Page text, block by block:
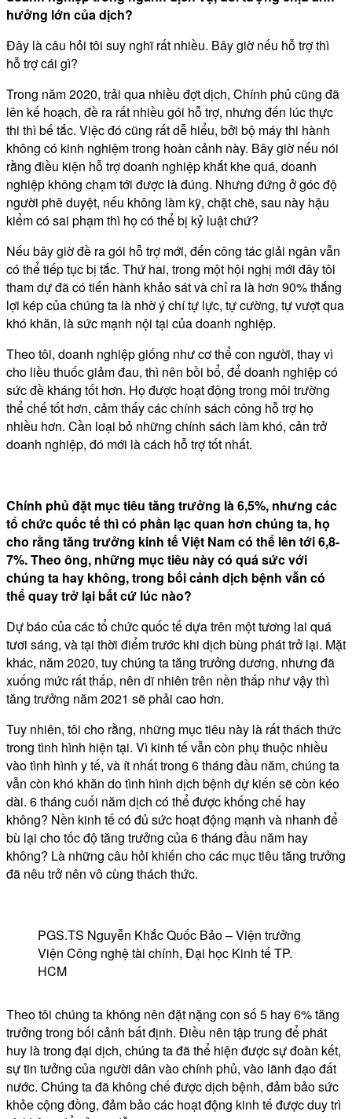
hưởng lớn của dịch?
Đây là câu hỏi tôi suy nghĩ rất nhiều. Bây giờ nếu hỗ trợ thì
hỗ trợ cái gì?
Trong năm 2020, trải qua nhiều đợt dịch, Chính phủ cũng đã
lên kế hoạch, đề ra rất nhiều gói hỗ trợ, nhưng đến lúc thực
thi thì bế tắc. Việc đó cũng rất dễ hiểu, bởi bộ máy thi hành
không có kinh nghiệm trong hoàn cảnh này. Bây giờ nếu nói
rằng điều kiện hỗ trợ doanh nghiệp khắt khe quá, doanh
nghiệp không chạm tới được là đúng. Nhưng đứng ở góc độ
người phê duyệt, nếu không làm kỹ, chặt chẽ, sau này hậu
kiểm có sai phạm thì họ có thể bị kỷ luật chứ?
Nếu bây giờ đề ra gói hỗ trợ mới, đến công tác giải ngân vẫn
có thể tiếp tục bị tắc. Thứ hai, trong một hội nghị mới đây tôi
tham dự đã có tiến hành khảo sát và chỉ ra là hơn 90% thắng
lợi kép của chúng ta là nhờ ý chí tự lực, tự cường, tự vượt qua
khó khăn, là sức mạnh nội tại của doanh nghiệp.
Theo tôi, doanh nghiệp giống như cơ thể con người, thay vì
cho liều thuốc giảm đau, thì nên bồi bổ, để doanh nghiệp có
sức đề kháng tốt hơn. Họ được hoạt động trong môi trường
thể chế tốt hơn, cảm thấy các chính sách công hỗ trợ họ
nhiều hơn. Cần loại bỏ những chính sách làm khó, cản trở
doanh nghiệp, đó mới là cách hỗ trợ tốt nhất.
Chính phủ đặt mục tiêu tăng trưởng là 6,5%, nhưng các
tổ chức quốc tế thì có phần lạc quan hơn chúng ta, họ
cho rằng tăng trưởng kinh tế Việt Nam có thể lên tới 6,8-
7%. Theo ông, những mục tiêu này có quá sức với
chúng ta hay không, trong bối cảnh dịch bệnh vẫn có
thể quay trở lại bất cứ lúc nào?
Dự báo của các tổ chức quốc tế dựa trên một tương lai quá
tươi sáng, và tại thời điểm trước khi dịch bùng phát trở lại. Mặt
khác, năm 2020, tuy chúng ta tăng trưởng dương, nhưng đã
xuống mức rất thấp, nên dĩ nhiên trên nền thấp như vậy thì
tăng trưởng năm 2021 sẽ phải cao hơn.
Tuy nhiên, tôi cho rằng, những mục tiêu này là rất thách thức
trong tình hình hiện tại. Vì kinh tế vẫn còn phụ thuộc nhiều
vào tình hình y tế, và ít nhất trong 6 tháng đầu năm, chúng ta
vẫn còn khó khăn do tình hình dịch bệnh dự kiến sẽ còn kéo
dài. 6 tháng cuối năm dịch có thể được khống chế hay
không? Nền kinh tế có đủ sức hoạt động mạnh và nhanh để
bù lại cho tốc độ tăng trưởng của 6 tháng đầu năm hay
không? Là những câu hỏi khiến cho các mục tiêu tăng trưởng
đã nêu trở nên vô cùng thách thức.
PGS.TS Nguyễn Khắc Quốc Bảo – Viện trưởng
Viện Công nghệ tài chính, Đại học Kinh tế TP.
HCM
Theo tôi chúng ta không nên đặt nặng con số 5 hay 6% tăng
trưởng trong bối cảnh bất định. Điều nên tập trung để phát
huy là trong đại dịch, chúng ta đã thể hiện được sự đoàn kết,
sự tin tưởng của người dân vào chính phủ, vào lãnh đạo đất
nước. Chúng ta đã không chế được dịch bệnh, đảm bảo sức
khỏe cộng đồng, đảm bảo các hoạt động kinh tế được duy trì